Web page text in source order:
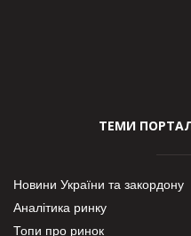
ТЕМИ
Новини України та закордону
Аналітика ринку
Топи про ринок